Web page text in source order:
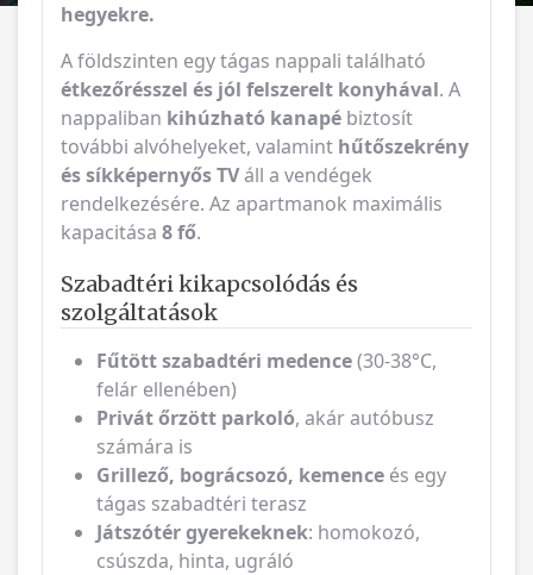
hegyekre.
A földszinten egy tágas nappali található
étkezőrésszel és jól felszerelt konyhával. A
nappaliban kihúzható kanapé biztosít
további alvóhelyeket, valamint hűtőszekrény
és síkképernyős TVáll a vendégek
rendelkezésére. Az apartmanok maximális
kapacitása 8 fő.
Szabadtéri kikapcsolódás és
szolgáltatások
Fűtött szabadtéri medence(30-38°C,
felár ellenében)
Privát őrzött parkoló, akár autóbusz
számára is
Grillező, bográcsozó, kemence és egy
tágas szabadtéri terasz
Játszótér gyerekeknek: homokozó,
csúszda, hinta, ugráló